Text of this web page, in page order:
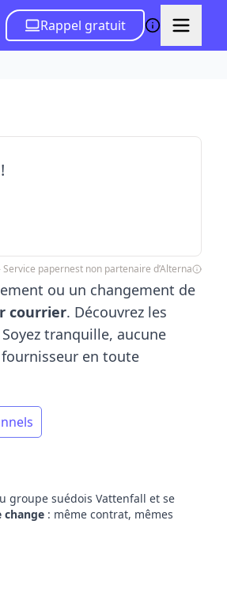
Rappel gratuit
Service papernest non partenaire d’Alterna
ou un changement de
courrier. Découvrez les
tranquille, aucune
en toute
groupe suédois Vattenfall et se
change: même contrat, mêmes